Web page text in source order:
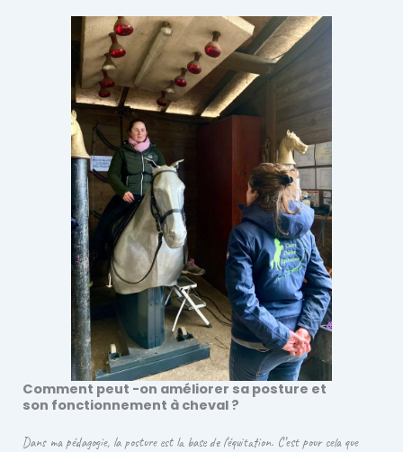
Comment peut -on améliorer sa posture et
son fonctionnement à cheval ?
Dans ma pédagogie, la posture est la base de l’équitation. C’est pour cela que